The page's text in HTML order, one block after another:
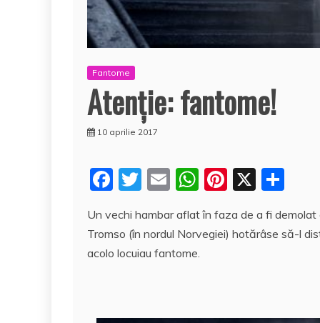
Fantome
Atenţie: fantome!
10 aprilie 2017
F
c
e
o
T
itt
er
E
ai
l
W
at
s
p
Pi
er
e
X
rt
aj
z
Un vechi hambar aflat în faza de a fi
Tromso (în nordul Norvegiei) hotărâse să-l
acolo locuiau fantome.